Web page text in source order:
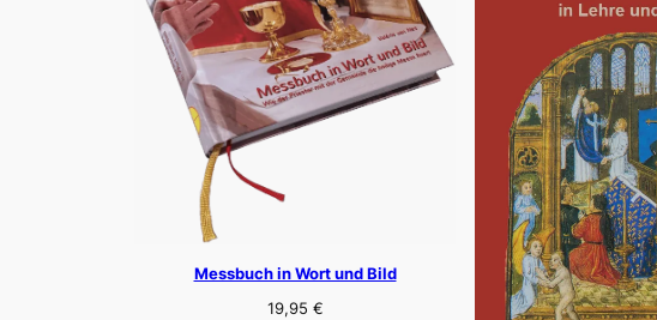
Messbuch in Wort und Bild
19,95 €